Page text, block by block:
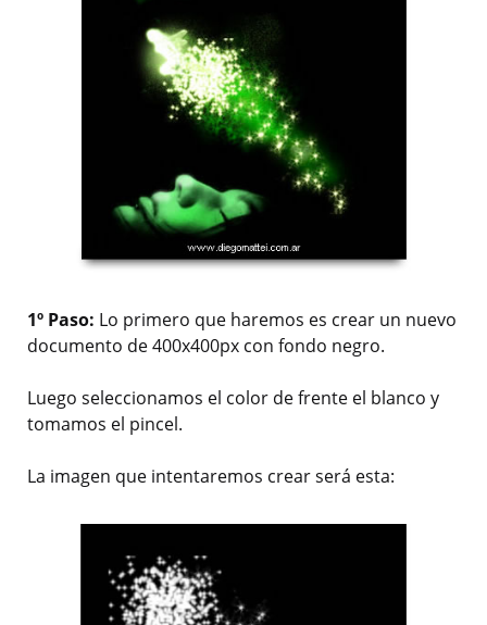
1º Paso: Lo primero que haremos es crear un nuevo
documento de 400x400px con fondo negro.
Luego seleccionamos el color de frente el blanco y
tomamos el pincel.
La imagen que intentaremos crear será esta: